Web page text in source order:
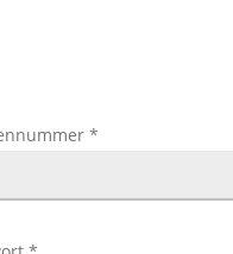
*
und wie diese
feinsten Öl- und Wasser-
mit Partikeln bis 0,01 µm
Faservlies mit
finden ihre Anwendung für